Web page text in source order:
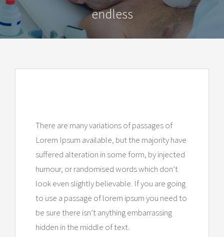
endless
There are many variations of passages of
Lorem Ipsum available, but the majority have
suffered alteration in some form, by injected
humour, or randomised words which don’t
look even slightly believable. If you are going
to use a passage of lorem ipsum you need to
be sure there isn’t anything embarrassing
hidden in the middle of text.